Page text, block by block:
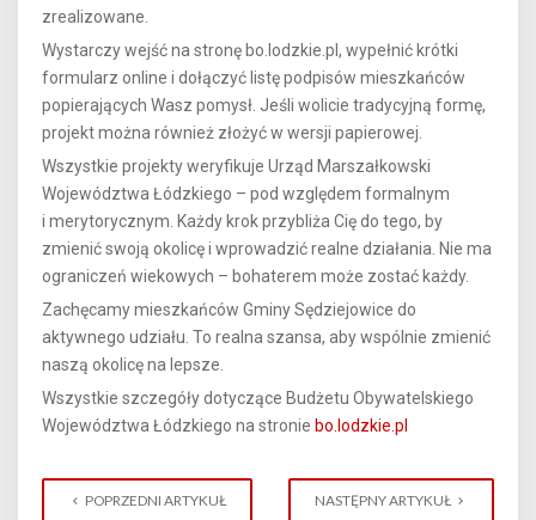
zrealizowane.
Wystarczy wejść na stronę bo.lodzkie.pl, wypełnić krótki
formularz online i dołączyć listę podpisów mieszkańców
popierających Wasz pomysł. Jeśli wolicie tradycyjną formę,
projekt można również złożyć w wersji papierowej.
Wszystkie projekty weryfikuje Urząd Marszałkowski
Województwa Łódzkiego – pod względem formalnym
i merytorycznym. Każdy krok przybliża Cię do tego, by
zmienić swoją okolicę i wprowadzić realne działania. Nie ma
ograniczeń wiekowych – bohaterem może zostać każdy.
Zachęcamy mieszkańców Gminy Sędziejowice do
aktywnego udziału. To realna szansa, aby wspólnie zmienić
naszą okolicę na lepsze.
Wszystkie szczegóły dotyczące Budżetu Obywatelskiego
Województwa Łódzkiego na stronie bo.lodzkie.pl
POPRZEDNI ARTYKUŁ NASTĘPNY ARTYKUŁ